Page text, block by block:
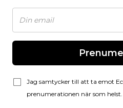
Jag samtycker till att ta emot
prenumerationen när som helst.